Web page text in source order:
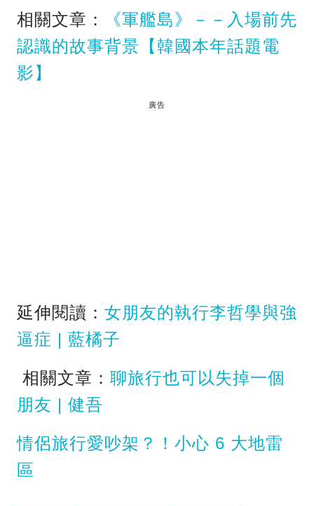
相關文章：
《軍艦島》－－入場前先
認識的故事背景【韓國本年話題電
影】
廣告
延伸閱讀： 女朋友的執行李哲學與強
逼症 | 藍橘子
相關文章： 聊旅行也可以失掉一個
朋友 | 健吾
情侶旅行愛吵架？！小心 6 大地雷
區